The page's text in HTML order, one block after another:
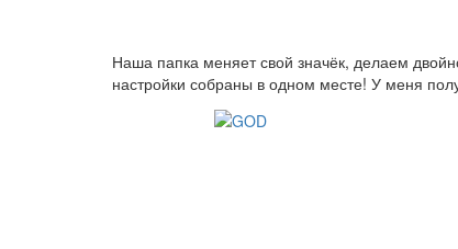
Наша папка меняет свой значёк, делаем
настройки собраны в одном месте! У меня